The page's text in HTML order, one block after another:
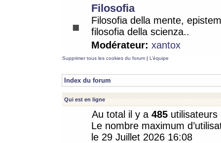
Filosofia
Filosofia della mente,
filosofia della scienza..
Modérateur: xantox
Supprimer tous les cookies du forum | L’équipe
Index du forum
Qui est en ligne
Au total il y a 485
Le nombre maximum
le 29 Juillet 2026 16:08